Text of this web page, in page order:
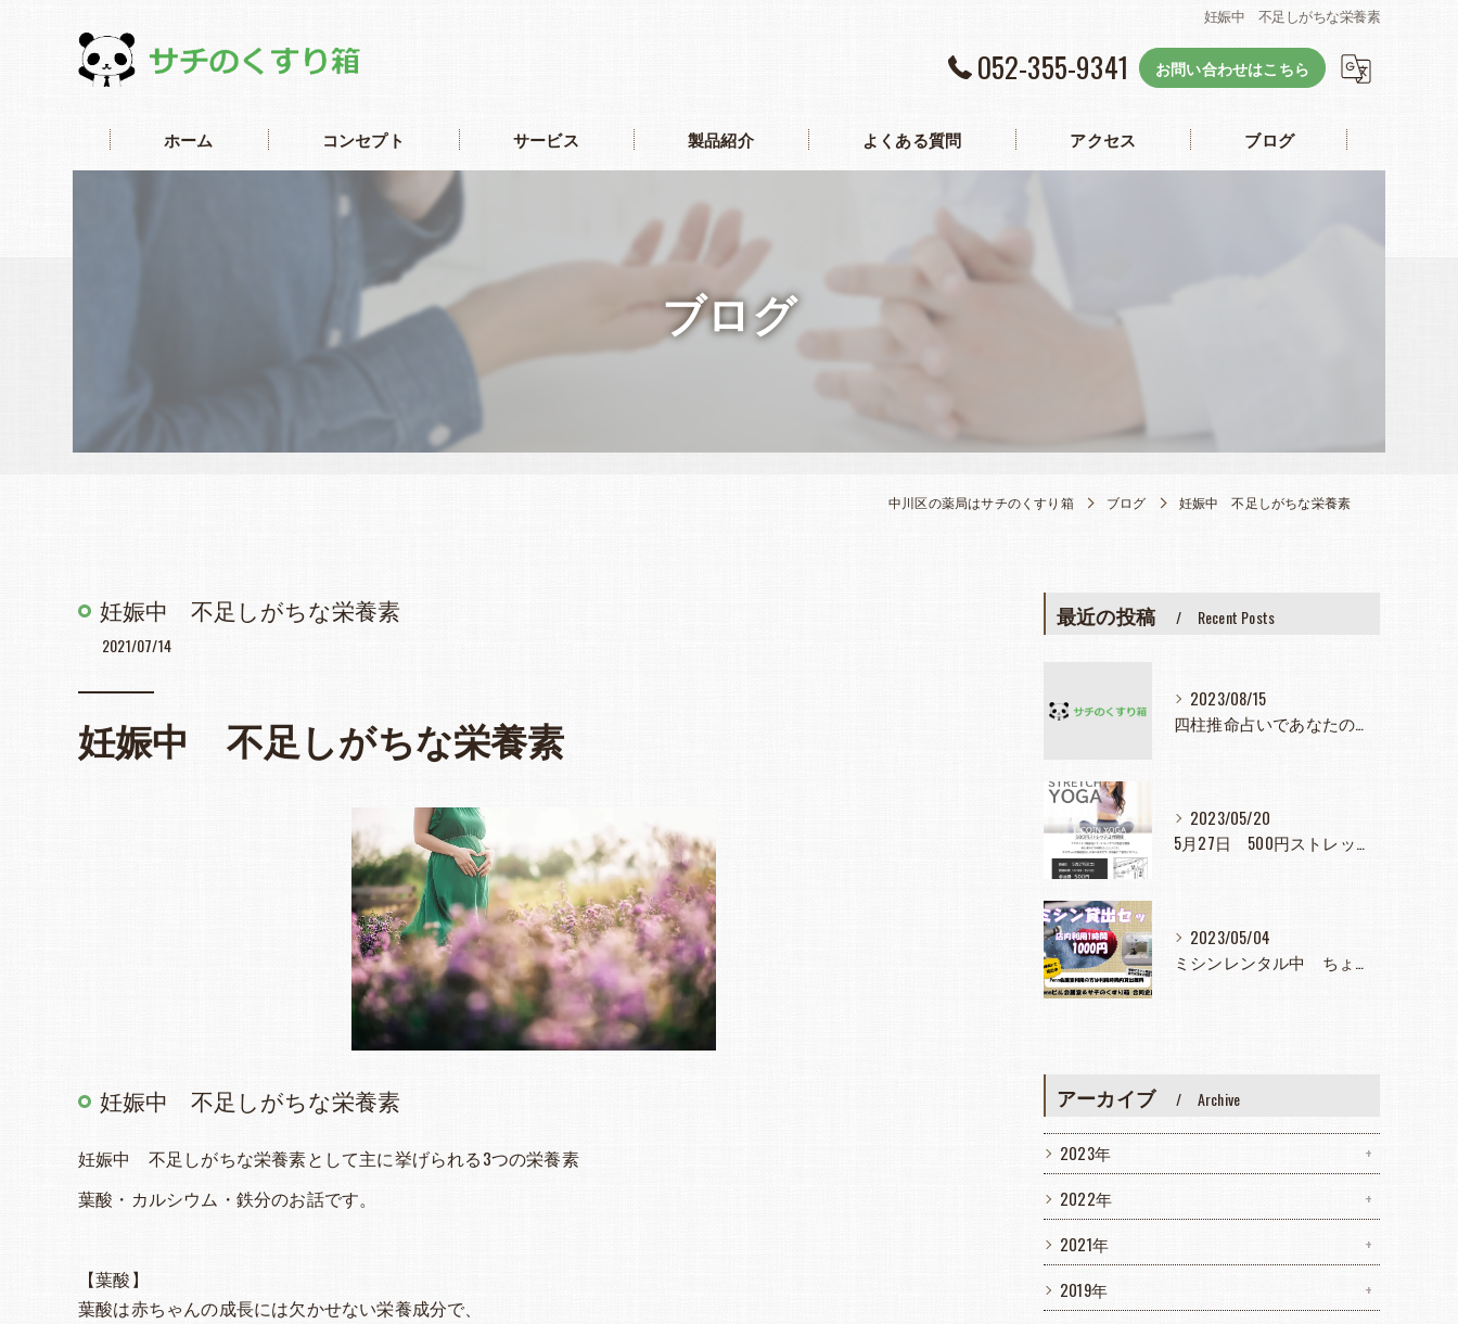
妊娠中 不足しがちな栄養素
052-355-9341 お問い合わせはこちら
ホーム コンセプト サービス 製品紹介 よくある質問 アクセス ブログ
ブログ
中川区の薬局はサチのくすり箱 ブログ 妊娠中 不足しがちな栄養素
妊娠中 不足しがちな栄養素
2021/07/14
妊娠中 不足しがちな栄養素
妊娠中 不足しがちな栄養素
妊娠中 不足しがちな栄養素として主に挙げられる3つの栄養素
葉酸・カルシウム・鉄分のお話です。
【葉酸】
葉酸は赤ちゃんの成長には欠かせない栄養成分で、
最近の投稿 Recent Posts
2023/08/15
四柱推命占いであなたの人生見つめてみませんか？
2023/05/20
5月27日 500円ストレッチヨガ教室
2023/05/04
ミシンレンタル中 ちょっと使いたとき大活躍
アーカイブ Archive
2023年
2022年
2021年
2019年